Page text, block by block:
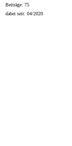
Beiträge: 75
dabei seit: 04/2020